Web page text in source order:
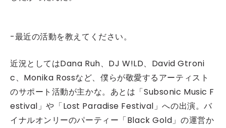
-最近の活動を教えてください。
近況としてはDana Ruh、DJ W!LD、David Gtroni
c、Monika Rossなど、僕らが敬愛するアーティスト
のサポート活動が主かな。あとは「Subsonic Music F
estival」や「Lost Paradise Festival」への出演。バ
イナルオンリーのパーティー「Black Gold」の運営か